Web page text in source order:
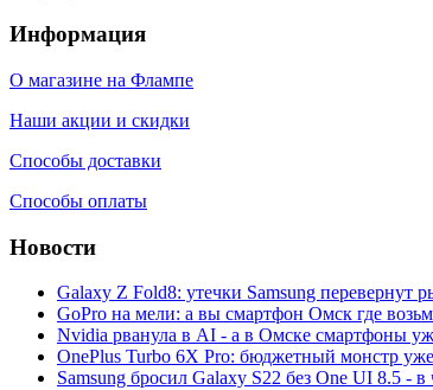
Информация
О магазине на Флампе
Наши акции и скидки
Способы доставки
Способы оплаты
Новости
Galaxy Z Fold8: утечки Samsung перевернут
GoPro на мели: а вы смартфон Омск где
Nvidia рванула в AI - а в Омске смартфоны
OnePlus Turbo 6X Pro: бюджетный монстр
Samsung бросил Galaxy S22 без One UI 8.5 - в